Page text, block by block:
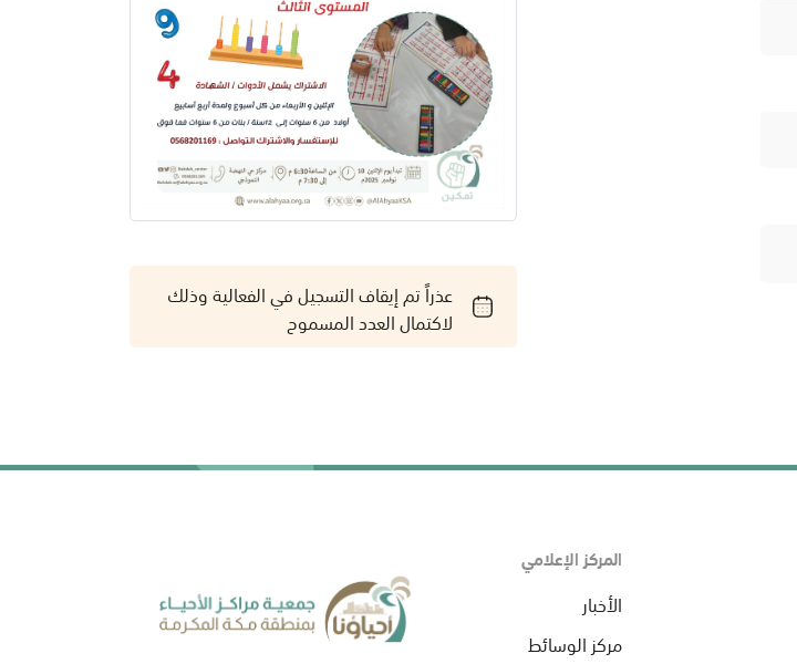
عذراً تم إيقاف التسجيل في الفعالية وذلك
لاكتمال العدد المسموح
المركز الإعلامي
الأخبار
مركز الوسائط